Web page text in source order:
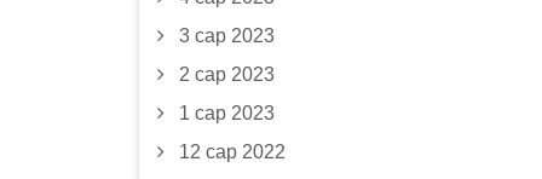
3 сар 2023
2 сар 2023
1 сар 2023
12 сар 2022